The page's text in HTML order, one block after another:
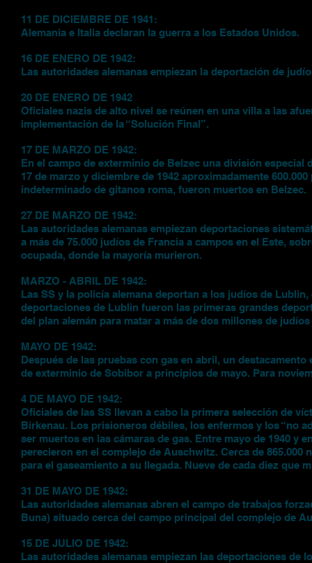
11 DE DICIEMBRE DE 1941:
Alemania e Italia declaran la guerra a los Estados Unidos.
16 DE ENERO DE 1942:
Las autoridades alemanas empiezan la deportación de
20 DE ENERO DE 1942
Oficiales nazis de alto nivel se reúnen en una villa a las
implementación de la “Solución Final”.
17 DE MARZO DE 1942:
En el campo de exterminio de Belzec una división especial
17 de marzo y diciembre de 1942 aproximadamente
indeterminado de gitanos roma, fueron muertos en Belzec.
27 DE MARZO DE 1942:
Las autoridades alemanas empiezan deportaciones
a más de 75.000 judíos de Francia a campos en el Este,
ocupada, donde la mayoría murieron.
MARZO - ABRIL DE 1942:
Las SS y la policía alemana deportan a los judíos de
deportaciones de Lublin fueron las primeras grandes
del plan alemán para matar a más de dos millones de
MAYO DE 1942:
Después de las pruebas con gas en abril, un
de exterminio de Sobibor a principios de mayo. Para
4 DE MAYO DE 1942:
Oficiales de las SS llevan a cabo la primera selección de
Birkenau. Los prisioneros débiles, los enfermos y los “no
ser muertos en las cámaras de gas. Entre mayo de 1940 y
perecieron en el complejo de Auschwitz. Cerca de
para el gaseamiento a su llegada. Nueve de cada diez que
31 DE MAYO DE 1942:
Las autoridades alemanas abren el campo de trabajos
Buna) situado cerca del campo principal del complejo de
15 DE JULIO DE 1942:
Las autoridades alemanas empiezan las deportaciones de